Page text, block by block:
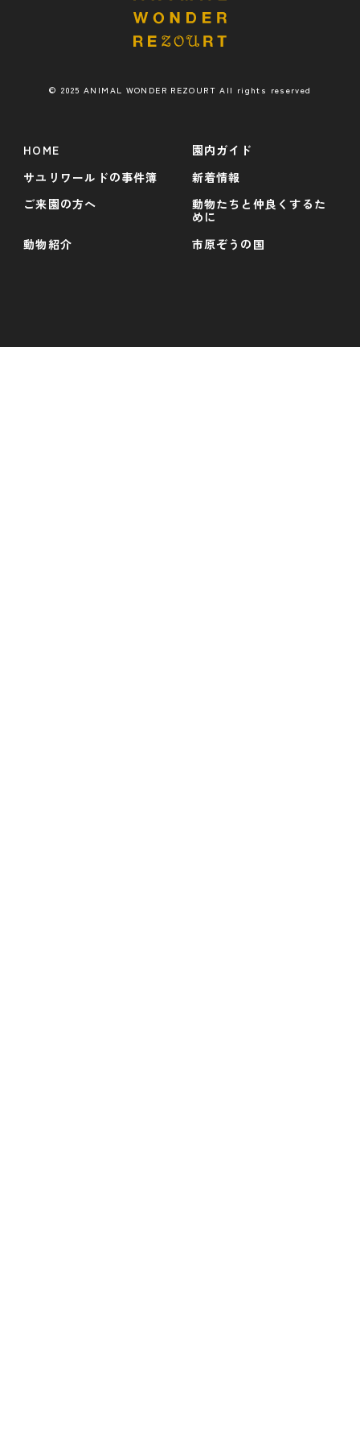
© 2025 ANIMAL WONDER REZOURT All rights reserved
HOME
園内ガイド
サユリワールドの事件簿
新着情報
ご来園の方へ
動物たちと仲良くするた
めに
動物紹介
市原ぞうの国